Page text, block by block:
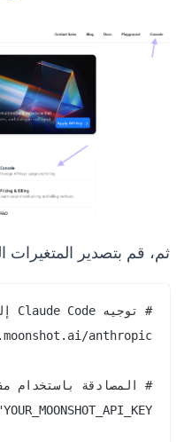
ثم، قم بتصدير المتغيرات